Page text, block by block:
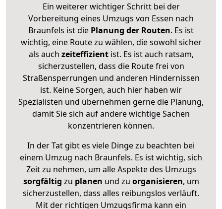
Ein weiterer wichtiger Schritt bei der
Vorbereitung eines Umzugs von Essen nach
Braunfels ist die Planung der Routen. Es ist
wichtig, eine Route zu wählen, die sowohl sicher
als auch zeiteffizientist. Es ist auch ratsam,
sicherzustellen, dass die Route frei von
Straßensperrungen und anderen Hindernissen
ist. Keine Sorgen, auch hier haben wir
Spezialisten und übernehmen gerne die Planung,
damit Sie sich auf andere wichtige Sachen
konzentrieren können.
In der Tat gibt es viele Dinge zu beachten bei
einem Umzug nach Braunfels. Es ist wichtig, sich
Zeit zu nehmen, um alle Aspekte des Umzugs
sorgfältig zu planen und zu organisieren, um
sicherzustellen, dass alles reibungslos verläuft.
Mit der richtigen Umzugsfirma kann ein